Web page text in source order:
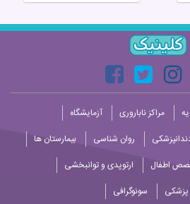
مراکز ناباروری
آزمایشگاه
روان شناسی
بیمارستان ها
اطفال
ارتوپدی و توانبخشی
سونوگرافی